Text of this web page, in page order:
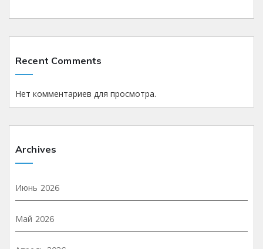
Recent Comments
Нет комментариев для просмотра.
Archives
Июнь 2026
Май 2026